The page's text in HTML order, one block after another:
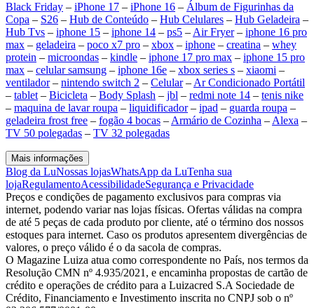
Black Friday – iPhone 17 – iPhone 16 – Álbum de Figurinhas da
Copa – S26 – Hub de Conteúdo – Hub Celulares – Hub Geladeira –
Hub Tvs – iphone 15 – iphone 14 – ps5 – Air Fryer– iphone 16 pro
max – geladeira – poco x7 pro – xbox – iphone – creatina – whey
protein – microondas – kindle – iphone 17 pro max – iphone 15 pro
max – celular samsung – iphone 16e – xbox series s – xiaomi –
ventilador– nintendo switch 2 – Celular– Ar Condicionado Portátil
– tablet – Bicicleta – Body Splash – jbl – redmi note 14 – tenis nike
– maquina de lavar roupa – liquidificador– ipad – guarda roupa –
geladeira frost free – fogão 4 bocas – Armário de Cozinha – Alexa –
TV 50 polegadas – TV 32 polegadas
Mais informações
Blog da LuNossas lojasWhatsApp da LuTenha sua
lojaRegulamentoAcessibilidadeSegurança e Privacidade
Preços e condições de pagamento exclusivos para compras via
internet, podendo variar nas lojas físicas. Ofertas válidas na compra
de até 5 peças de cada produto por cliente, até o término dos nossos
estoques para internet. Caso os produtos apresentem divergências de
valores, o preço válido é o da sacola de compras.
O Magazine Luiza atua como correspondente no País, nos termos da
Resolução CMN nº 4.935/2021, e encaminha propostas de cartão de
crédito e operações de crédito para a Luizacred S.A Sociedade de
Crédito, Financiamento e Investimento inscrita no CNPJ sob o nº